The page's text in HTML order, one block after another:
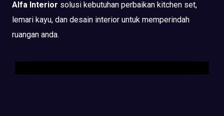
Alfa Interior solusi kebutuhan perbaikan kitchen set,
lemari kayu, dan desain interior untuk memperindah
ruangan anda.